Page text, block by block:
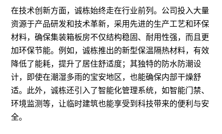
在技术创新方面，诚栋始终走在行业前列。公司投入大量
资源于产品研发和技术革新，采用先进的生产工艺和环保
材料，确保集装箱板房不仅结构稳固、耐用性强，而且更
加环保节能。例如，诚栋推出的新型保温隔热材料，有效
降低了能耗，提升了居住舒适度；其独特的防水防潮设
计，即使在潮湿多雨的宝安地区，也能确保内部干燥舒
适。此外，诚栋还引入了智能化管理系统，如智能门禁、
环境监测等，让临时建筑也能享受到科技带来的便利与安
全。